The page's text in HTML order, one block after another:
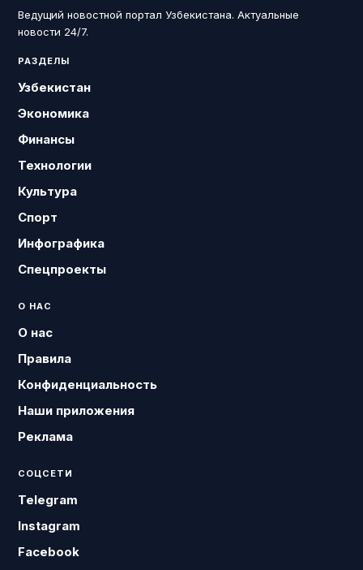
Ведущий новостной портал Узбекистана. Актуальные
новости 24/7.
РАЗДЕЛЫ
Узбекистан
Экономика
Финансы
Технологии
Культура
Спорт
Инфографика
Спецпроекты
О НАС
О нас
Правила
Конфиденциальность
Наши приложения
Реклама
СОЦСЕТИ
Telegram
Instagram
Facebook